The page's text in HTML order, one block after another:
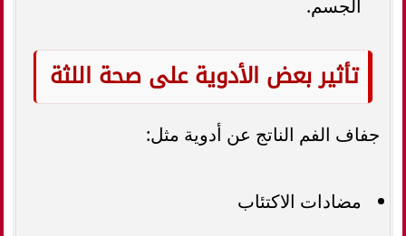
الجسم.
تأثير بعض الأدوية على صحة اللثة
جفاف الفم الناتج عن أدوية مثل:
مضادات الاكتئاب